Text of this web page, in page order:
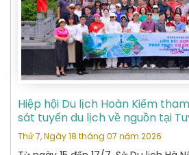
Hiệp hội Du lịch Hoàn Kiếm
sát tuyến du lịch về nguồn tại
Thứ 7, Ngày 18 tháng 07 năm 2026